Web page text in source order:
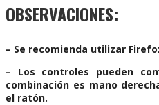
OBSERVACIONES:
– Se recomienda utilizar
– Los controles pueden
combinación es mano
el ratón.